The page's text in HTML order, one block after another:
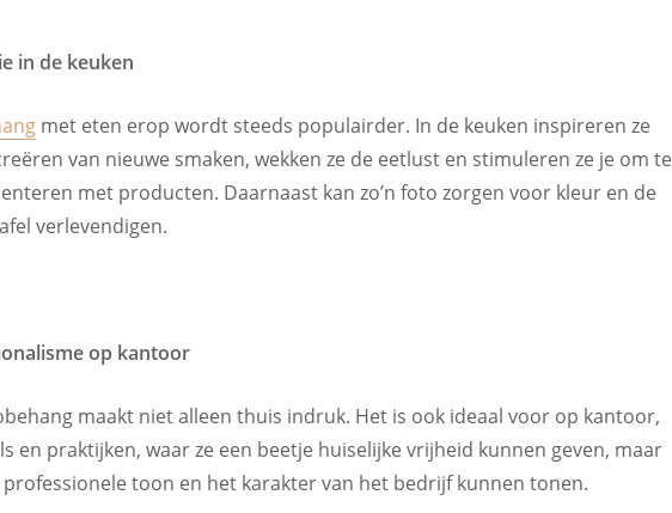
in de keuken
met eten erop wordt steeds populairder. In de keuken inspireren ze
van nieuwe smaken, wekken ze de eetlust en stimuleren ze je om te
met producten. Daarnaast kan zo’n foto zorgen voor kleur en de
verlevendigen.
op kantoor
maakt niet alleen thuis indruk. Het is ook ideaal voor op kantoor,
en praktijken, waar ze een beetje huiselijke vrijheid kunnen geven, maar
professionele toon en het karakter van het bedrijf kunnen tonen.